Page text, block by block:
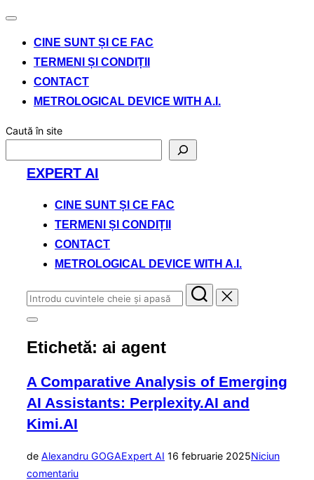
Comută
CINE SUNT ȘI CE FAC
TERMENI ȘI CONDIȚII
CONTACT
METROLOGICAL DEVICE WITH A.I.
Caută în site
EXPERT AI
CINE SUNT ȘI CE FAC
TERMENI ȘI CONDIȚII
CONTACT
METROLOGICAL DEVICE WITH A.I.
Caută
după:
Comută
bara
la
navigare
Etichetă: ai agent
A Comparative Analysis of Emerging
AI Assistants: Perplexity.AI and
Kimi.AI
de Alexandru GOGAExpert AI Publicat
16 februarie 2025Niciun
comentariu